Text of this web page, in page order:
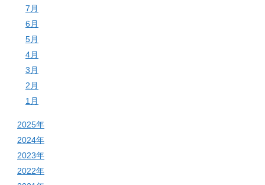
7月
6月
5月
4月
3月
2月
1月
2025年
2024年
2023年
2022年